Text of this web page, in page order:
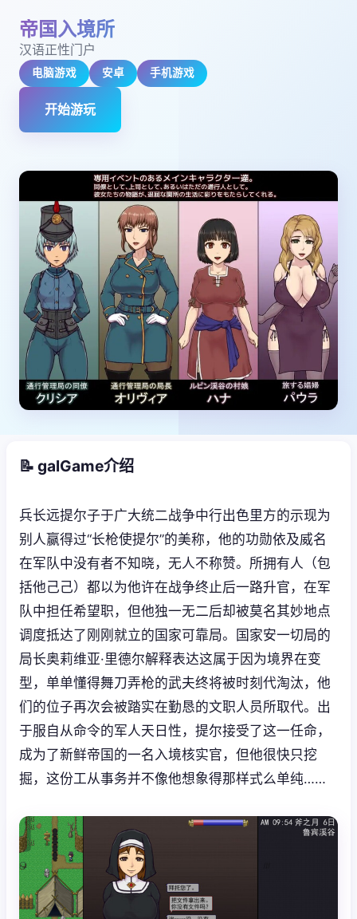
帝国入境所
汉语正性门户
电脑游戏 安卓 手机游戏
开始游玩
📝 galGame介绍
兵长远提尔子于广大统二战争中行出色里方的示现为
别人赢得过“长枪使提尔”的美称，他的功勋依及威名
在军队中没有者不知晓，无人不称赞。所拥有人（包
括他己己）都以为他许在战争终止后一路升官，在军
队中担任希望职，但他独一无二后却被莫名其妙地点
调度抵达了刚刚就立的国家可靠局。国家安一切局的
局长奥莉维亚·里德尔解释表达这属于因为境界在变
型，单单懂得舞刀弄枪的武夫终将被时刻代淘汰，他
们的位子再次会被踏实在勤恳的文职人员所取代。出
于服自从命令的军人天日性，提尔接受了这一任命，
成为了新鲜帝国的一名入境核实官，但他很快只挖
掘，这份工从事务并不像他想象得那样式么单纯……